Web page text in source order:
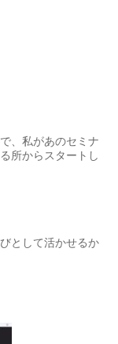
、私があのセミナ
所からスタートし
として活かせるか